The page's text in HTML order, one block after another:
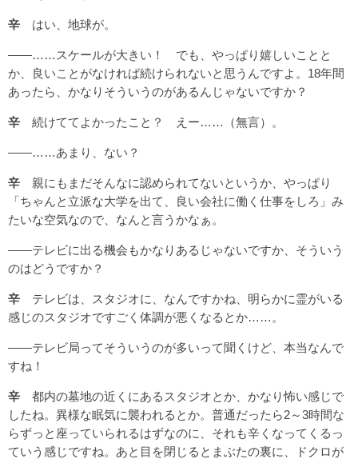
辛 はい、地球が。
――……スケールが大きい！ でも、やっぱり嬉しいことと
か、良いことがなければ続けられないと思うんですよ。18年間
あったら、かなりそういうのがあるんじゃないですか？
辛 続けててよかったこと？ えー……（無言）。
――……あまり、ない？
辛 親にもまだそんなに認められてないというか、やっぱり
「ちゃんと立派な大学を出て、良い会社に働く仕事をしろ」み
たいな空気なので、なんと言うかなぁ。
――テレビに出る機会もかなりあるじゃないですか、そういう
のはどうですか？
辛 テレビは、スタジオに、なんですかね、明らかに霊がいる
感じのスタジオですごく体調が悪くなるとか……。
――テレビ局ってそういうのが多いって聞くけど、本当なんで
すね！
辛 都内の墓地の近くにあるスタジオとか、かなり怖い感じで
したね。異様な眠気に襲われるとか。普通だったら2～3時間な
らずっと座っていられるはずなのに、それも辛くなってくるっ
ていう感じですね。あと目を閉じるとまぶたの裏に、ドクロが